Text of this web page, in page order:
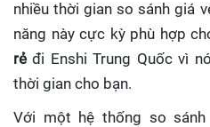
nhiều thời gian so sánh giá
năng này cực kỳ phù hợp
rẻđi Enshi Trung Quốc vì
thời gian cho bạn.
Với một hệ thống so